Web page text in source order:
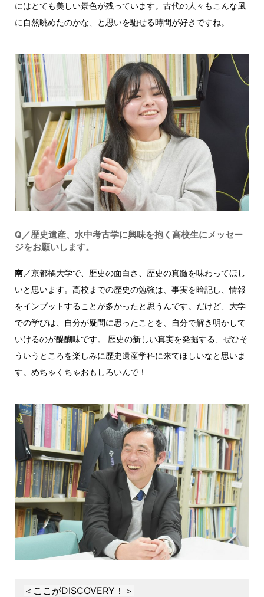
にはとても美しい景色が残っています。古代の人々もこんな風
に自然眺めたのかな、と思いを馳せる時間が好きですね。
Q／歴史遺産、水中考古学に興味を抱く高校生にメッセー
ジをお願いします。
南／京都橘大学で、歴史の面白さ、歴史の真髄を味わってほし
いと思います。高校までの歴史の勉強は、事実を暗記し、情報
をインプットすることが多かったと思うんです。だけど、大学
での学びは、自分が疑問に思ったことを、自分で解き明かして
いけるのが醍醐味です。 歴史の新しい真実を発掘する、ぜひそ
ういうところを楽しみに歴史遺産学科に来てほしいなと思いま
す。めちゃくちゃおもしろいんで！
＜ここがDISCOVERY！＞